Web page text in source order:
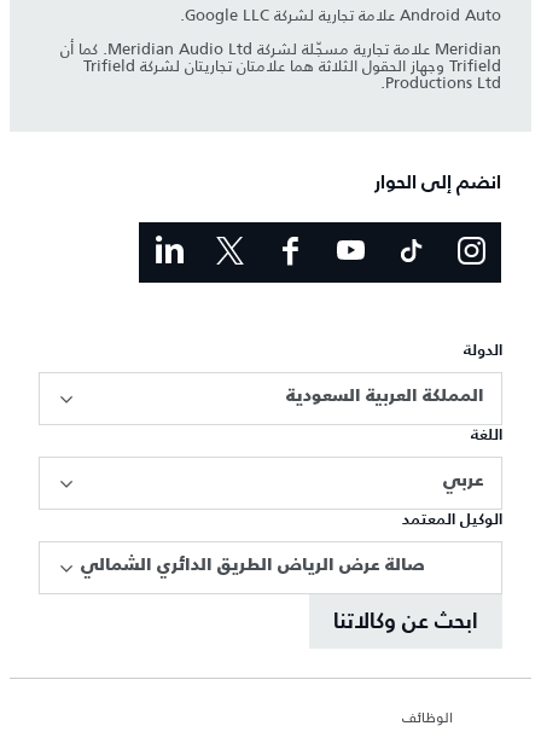
Android Auto علامة تجارية لشركة Google LLC.
Meridian علامة تجارية مسجّلة لشركة Meridian Audio Ltd. كما أن
Trifield وجهاز الحقول الثلاثة هما علامتان تجاريتان لشركة Trifield
Productions Ltd.
انضم إلى الحوار
الدولة
المملكة العربية السعودية
اللغة
عربي
الوكيل المعتمد
صالة عرض الرياض الطريق الدائري الشمالي
ابحث عن وكالاتنا
الوظائف